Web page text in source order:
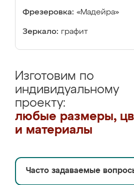
Фрезеровка: «Мадейра»
Зеркало: графит
Изготовим по
индивидуальному
проекту:
любые размеры,
и материалы
Часто задаваемые